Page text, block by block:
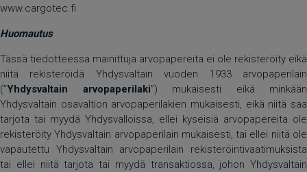
www.cargotec.fi
Huomautus
Tässä tiedotteessa mainittuja arvopapereita ei ole rekisteröity eikä
niitä rekisteröidä Yhdysvaltain vuoden 1933 arvopaperilain
(”Yhdysvaltain arvopaperilaki”) mukaisesti eikä minkään
Yhdysvaltain osavaltion arvopaperilakien mukaisesti, eikä niitä saa
tarjota tai myydä Yhdysvalloissa, ellei kyseisiä arvopapereita ole
rekisteröity Yhdysvaltain arvopaperilain mukaisesti, tai ellei niitä ole
vapautettu Yhdysvaltain arvopaperilain rekisteröintivaatimuksista
tai ellei niitä tarjota tai myydä transaktiossa, johon Yhdysvaltain